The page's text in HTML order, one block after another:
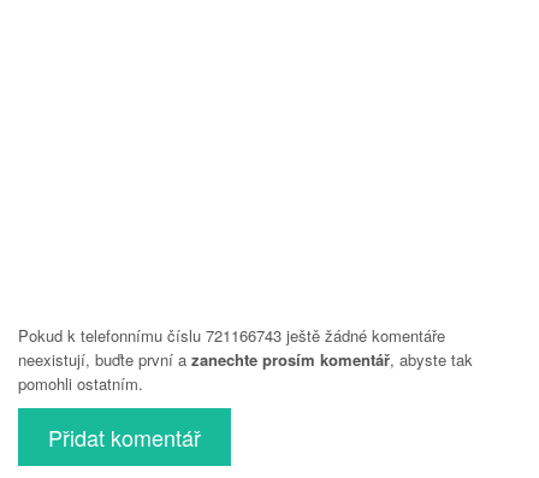
Pokud k telefonnímu číslu 721166743 ještě žádné komentáře
neexistují, buďte první a zanechte prosím komentář, abyste tak
pomohli ostatním.
Přidat komentář